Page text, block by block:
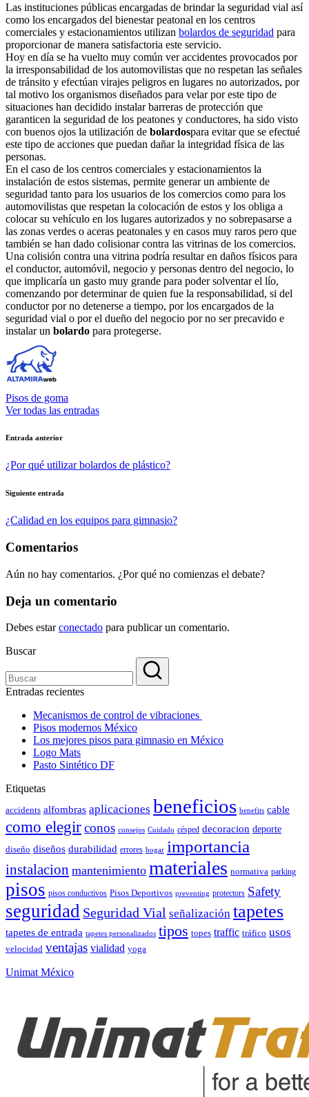
Las instituciones públicas encargadas de brindar la seguridad vial así
como los encargados del bienestar peatonal en los centros
comerciales y estacionamientos utilizan bolardos de seguridad para
proporcionar de manera satisfactoria este servicio.
Hoy en día se ha vuelto muy común ver accidentes provocados por
la irresponsabilidad de los automovilistas que no respetan las señales
de tránsito y efectúan virajes peligros en lugares no autorizados, por
tal motivo los organismos diseñados para velar por este tipo de
situaciones han decidido instalar barreras de protección que
garanticen la seguridad de los peatones y conductores, ha sido visto
con buenos ojos la utilización de bolardospara evitar que se efectué
este tipo de acciones que puedan dañar la integridad física de las
personas.
En el caso de los centros comerciales y estacionamientos la
instalación de estos sistemas, permite generar un ambiente de
seguridad tanto para los usuarios de los comercios como para los
automovilistas que respetan la colocación de estos y los obliga a
colocar su vehículo en los lugares autorizados y no sobrepasarse a
las zonas verdes o aceras peatonales y en casos muy raros pero que
también se han dado colisionar contra las vitrinas de los comercios.
Una colisión contra una vitrina podría resultar en daños físicos para
el conductor, automóvil, negocio y personas dentro del negocio, lo
que implicaría un gasto muy grande para poder solventar el lío,
comenzando por determinar de quien fue la responsabilidad, si del
conductor por no detenerse a tiempo, por los encargados de la
seguridad vial o por el dueño del negocio por no ser precavido e
instalar un bolardo para protegerse.
Pisos de goma
Ver todas las entradas
Navegación
de
Entrada anterior
¿Por qué utilizar bolardos de plástico?
Siguiente entrada
¿Calidad en los equipos para gimnasio?
Comentarios
Aún no hay comentarios. ¿Por qué no comienzas el debate?
Deja un comentario
Debes estarconectado para publicar un comentario.
Buscar
Entradas recientes
Mecanismos de control de vibraciones
Pisos modernos México
Los mejores pisos para gimnasio en México
Logo Mats
Pasto Sintético DF
Etiquetas
accidents alfombras aplicaciones beneficios benefits cable
como elegirconos consejos Cuidado césped decoracion deporte
diseño diseños durabilidad errores hogar importancia
instalacion mantenimiento materiales normativa parking
pisos pisos conductivos Pisos Deportivos preventing protectors Safety
seguridad Seguridad Vial señalización tapetes
tapetes de entrada tapetes personalizados tipos topes traffic tráfico usos
velocidad ventajas vialidad yoga
Unimat México